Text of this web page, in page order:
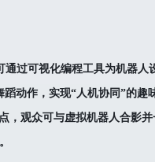
过可视化编程工具为机器人
动作，实现“人机协同”的趣
，观众可与虚拟机器人合影